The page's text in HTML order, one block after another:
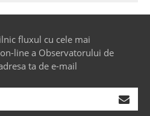
fluxul cu cele mai
line a Observatorului de
ta de e-mail